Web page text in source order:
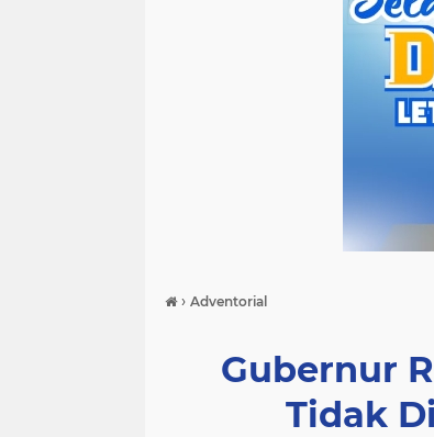
› Adventorial
Gubernur
Tidak